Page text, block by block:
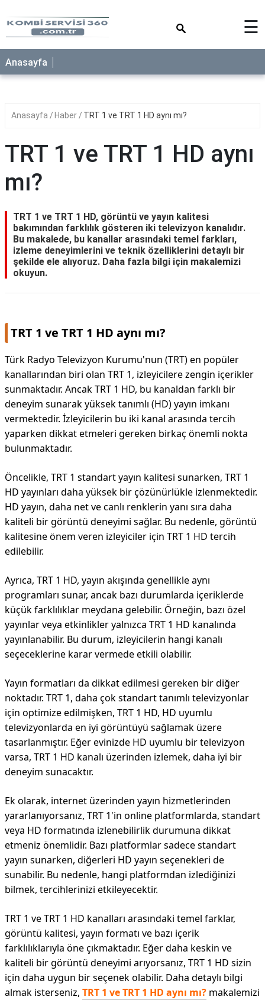
☰
Anasayfa
Anasayfa Haber TRT 1 ve TRT 1 HD aynı mı?
TRT 1 ve TRT 1 HD aynı
mı?
TRT 1 ve TRT 1 HD, görüntü ve yayın kalitesi
bakımından farklılık gösteren iki televizyon kanalıdır.
Bu makalede, bu kanallar arasındaki temel farkları,
izleme deneyimlerini ve teknik özelliklerini detaylı bir
şekilde ele alıyoruz. Daha fazla bilgi için makalemizi
okuyun.
TRT 1 ve TRT 1 HD aynı mı?
Türk Radyo Televizyon Kurumu'nun (TRT) en popüler
kanallarından biri olan TRT 1, izleyicilere zengin içerikler
sunmaktadır. Ancak TRT 1 HD, bu kanaldan farklı bir
deneyim sunarak yüksek tanımlı (HD) yayın imkanı
vermektedir. İzleyicilerin bu iki kanal arasında tercih
yaparken dikkat etmeleri gereken birkaç önemli nokta
bulunmaktadır.
Öncelikle, TRT 1 standart yayın kalitesi sunarken, TRT 1
HD yayınları daha yüksek bir çözünürlükle izlenmektedir.
HD yayın, daha net ve canlı renklerin yanı sıra daha
kaliteli bir görüntü deneyimi sağlar. Bu nedenle, görüntü
kalitesine önem veren izleyiciler için TRT 1 HD tercih
edilebilir.
Ayrıca, TRT 1 HD, yayın akışında genellikle aynı
programları sunar, ancak bazı durumlarda içeriklerde
küçük farklılıklar meydana gelebilir. Örneğin, bazı özel
yayınlar veya etkinlikler yalnızca TRT 1 HD kanalında
yayınlanabilir. Bu durum, izleyicilerin hangi kanalı
seçeceklerine karar vermede etkili olabilir.
Yayın formatları da dikkat edilmesi gereken bir diğer
noktadır. TRT 1, daha çok standart tanımlı televizyonlar
için optimize edilmişken, TRT 1 HD, HD uyumlu
televizyonlarda en iyi görüntüyü sağlamak üzere
tasarlanmıştır. Eğer evinizde HD uyumlu bir televizyon
varsa, TRT 1 HD kanalı üzerinden izlemek, daha iyi bir
deneyim sunacaktır.
Ek olarak, internet üzerinden yayın hizmetlerinden
yararlanıyorsanız, TRT 1'in online platformlarda, standart
veya HD formatında izlenebilirlik durumuna dikkat
etmeniz önemlidir. Bazı platformlar sadece standart
yayın sunarken, diğerleri HD yayın seçenekleri de
sunabilir. Bu nedenle, hangi platformdan izlediğinizi
bilmek, tercihlerinizi etkileyecektir.
TRT 1 ve TRT 1 HD kanalları arasındaki temel farklar,
görüntü kalitesi, yayın formatı ve bazı içerik
farklılıklarıyla öne çıkmaktadır. Eğer daha keskin ve
kaliteli bir görüntü deneyimi arıyorsanız, TRT 1 HD sizin
için daha uygun bir seçenek olabilir. Daha detaylı bilgi
almak isterseniz, TRT 1 ve TRT 1 HD aynı mı? makalemizi